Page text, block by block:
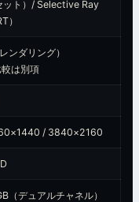
ット）/ Selective Ray
）
ンダリング）
は別項
/ 3840×2160
デュアルチャネル）